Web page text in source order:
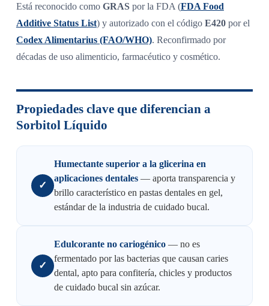
Está reconocido como GRASpor la FDA (FDA Food
Additive Status List) y autorizado con el código E420por el
Codex Alimentarius (FAO/WHO). Reconfirmado por
décadas de uso alimenticio, farmacéutico y cosmético.
Propiedades clave que diferencian a
Sorbitol Líquido
✓
Humectante superior a la glicerina en
aplicaciones dentales— aporta transparencia y
brillo característico en pastas dentales en gel,
estándar de la industria de cuidado bucal.
✓
Edulcorante no cariogénico— no es
fermentado por las bacterias que causan caries
dental, apto para confitería, chicles y productos
de cuidado bucal sin azúcar.